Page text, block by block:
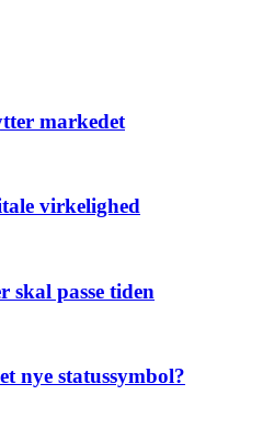
markedet
virkelighed
skal passe tiden
nye statussymbol?